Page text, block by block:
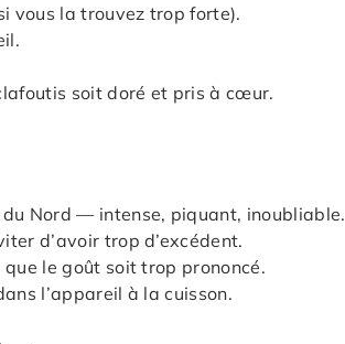
vous la trouvez trop forte).
soit doré et pris à cœur.
Nord — intense, piquant, inoubliable.
d’avoir trop d’excédent.
le goût soit trop prononcé.
l’appareil à la cuisson.